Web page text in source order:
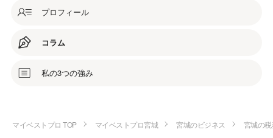
プロフィール
コラム
私の3つの強み
マイベストプロ TOP マイベストプロ宮城 宮城のビジネス 宮城の